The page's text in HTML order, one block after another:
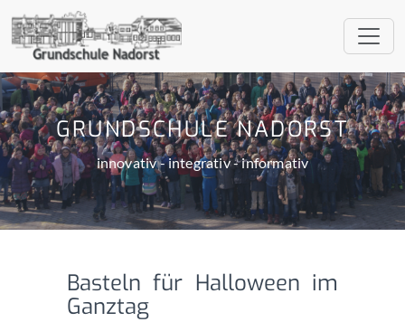
GRUNDSCHULE NADORST
innovativ - integrativ - informativ
Basteln für Halloween im
Ganztag